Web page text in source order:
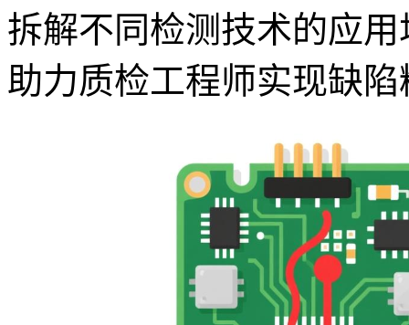
拆解不同检测技术的应
助力质检工程师实现缺